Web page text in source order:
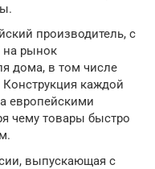
производитель, с
на рынок
дома, в том числе
каждой
европейскими
чему товары быстро
выпускающая с